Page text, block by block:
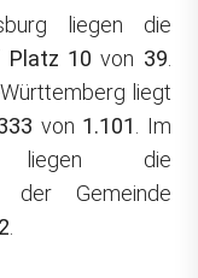
liegen die
Platz 10 von 39
liegt
von 1.101
. Im
liegen die
der Gemeinde